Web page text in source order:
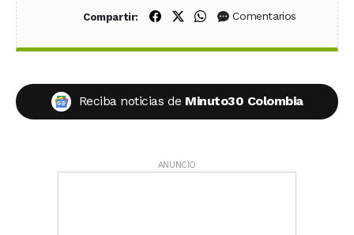
Compartir: Compartir en Facebook
Compartir en X (Twitter)
Compartir en WhatsApp
Comentarios
Reciba noticias de Minuto30 Colombia
ANUNCIO